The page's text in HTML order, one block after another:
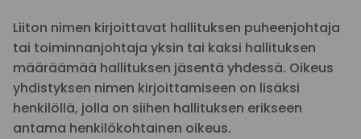
Liiton nimen kirjoittavat hallituksen puheenjohtaja
tai toiminnanjohtaja yksin tai kaksi hallituksen
määräämää hallituksen jäsentä yhdessä. Oikeus
yhdistyksen nimen kirjoittamiseen on lisäksi
henkilöllä, jolla on siihen hallituksen erikseen
antama henkilökohtainen oikeus.